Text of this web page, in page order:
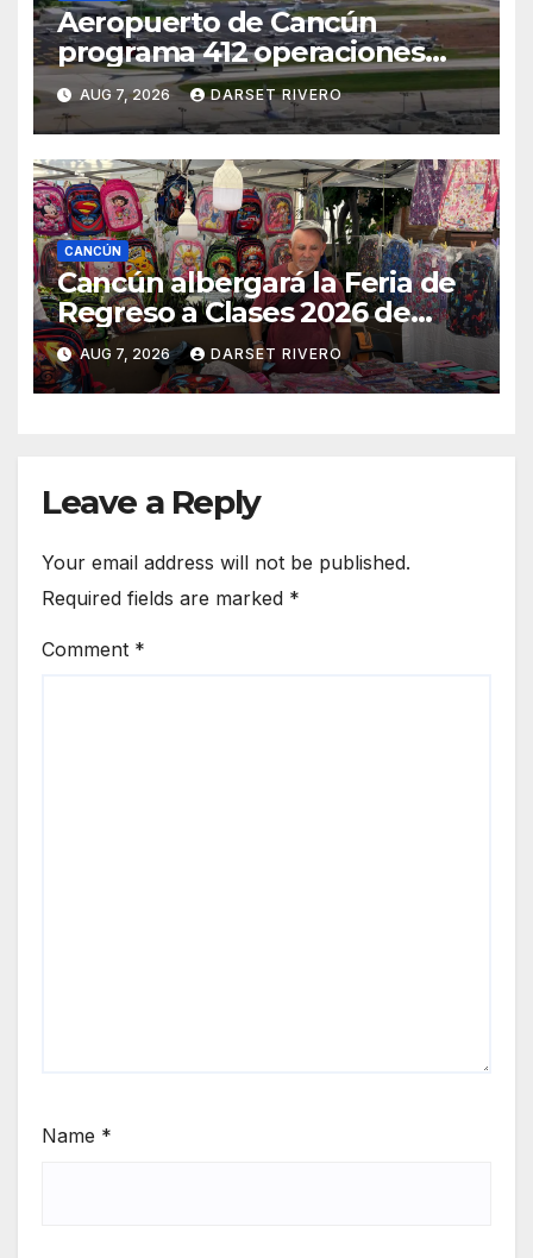
Aeropuerto de Cancún
programa 412 operaciones
este viernes y mantiene
intensa conectividad
internacional
AUG 7, 2026 DARSET RIVERO
CANCÚN
Cancún albergará la Feria de
Regreso a Clases 2026 de
Profeco del 14 al 16 de agosto
AUG 7, 2026 DARSET RIVERO
Leave a Reply
Your email address will not be published.
Required fields are marked *
Comment *
Name *